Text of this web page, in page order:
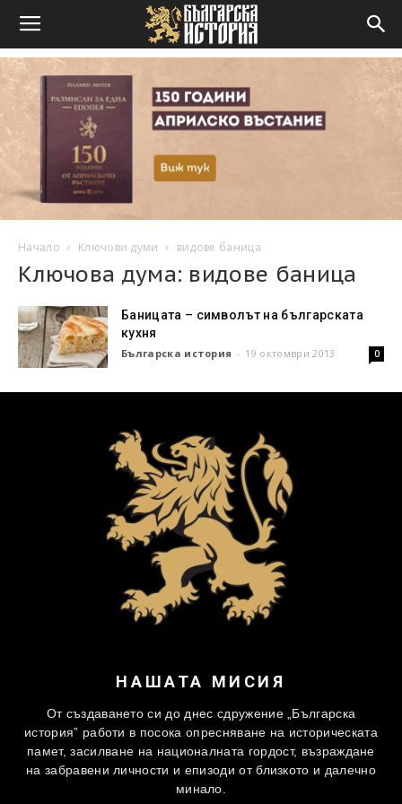
Начало Ключови думи видове баница
Ключова дума: видове баница
Баницата – символът на българската
кухня
Българска история - 19 октомври 2013 0
НАШАТА МИСИЯ
От създаването си до днес сдружение „Българска
история” работи в посока опресняване на историческата
памет, засилване на националната гордост, възраждане
на забравени личности и епизоди от близкото и далечно
минало.